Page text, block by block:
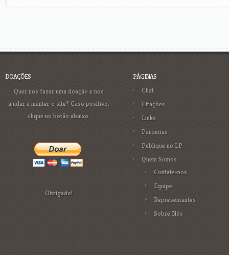
DOAÇÕES
Quer nos fazer uma doação e nos
ajudar a manter o site? Caso positivo,
clique no botão abaixo.
Obrigado!
PÁGINAS
Chat
Citações
Links
Parcerias
Publique no LP
Quem Somos
Contate-nos
Equipe
Representantes
Sobre Nós